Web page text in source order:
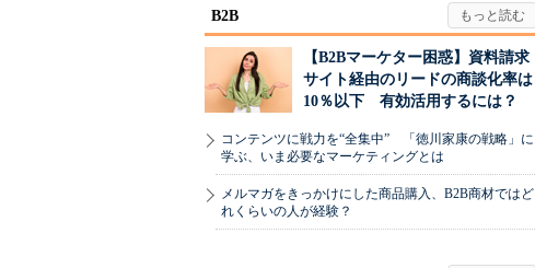
B2B
【B2Bマーケター困惑】資料請求
サイト経由のリードの商談化率は
10％以下 有効活用するには？
コンテンツに戦力を“全集中” 「徳川家康の戦略」に
学ぶ、いま必要なマーケティングとは
メルマガをきっかけにした商品購入、B2B商材ではど
れくらいの人が経験？